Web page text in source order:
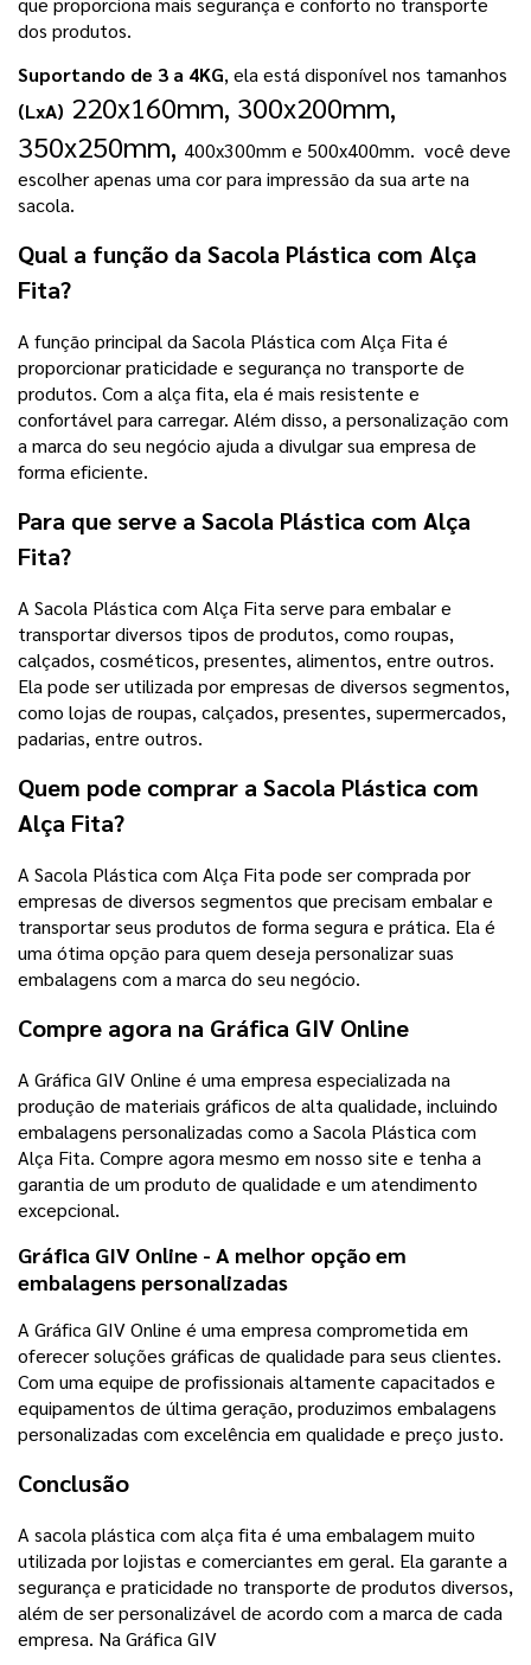
dos produtos.
Suportando de 3 a 4KG
(LxA) 220x160mm, 300x200mm,
350x250mm, 400x300mm e 500x400mm. você deve
escolher apenas uma cor para impressão da sua arte na
sacola.
Qual a função da Sacola Plástica com Alça
Fita?
A função principal da Sacola Plástica com Alça Fita é
proporcionar praticidade e segurança no transporte de
produtos. Com a alça fita, ela é mais resistente e
confortável para carregar. Além disso, a personalização com
a marca do seu negócio ajuda a divulgar sua empresa de
forma eficiente.
Para que serve a Sacola Plástica com Alça
Fita?
A Sacola Plástica com Alça Fita serve para embalar e
transportar diversos tipos de produtos, como roupas,
calçados, cosméticos, presentes, alimentos, entre outros.
Ela pode ser utilizada por empresas de diversos segmentos,
como lojas de roupas, calçados, presentes, supermercados,
padarias, entre outros.
Quem pode comprar a Sacola Plástica com
Alça Fita?
A Sacola Plástica com Alça Fita pode ser comprada por
empresas de diversos segmentos que precisam embalar e
transportar seus produtos de forma segura e prática. Ela é
uma ótima opção para quem deseja personalizar suas
embalagens com a marca do seu negócio.
Compre agora na Gráfica GIV Online
A Gráfica GIV Online é uma empresa especializada na
produção de materiais gráficos de alta qualidade, incluindo
embalagens personalizadas como a Sacola Plástica com
Alça Fita. Compre agora mesmo em nosso site e tenha a
garantia de um produto de qualidade e um atendimento
excepcional.
Gráfica GIV Online - A melhor opção em
embalagens personalizadas
A Gráfica GIV Online é uma empresa comprometida em
oferecer soluções gráficas de qualidade para seus clientes.
Com uma equipe de profissionais altamente capacitados e
equipamentos de última geração, produzimos embalagens
personalizadas com excelência em qualidade e preço justo.
Conclusão
A sacola plástica com alça fita é uma embalagem muito
utilizada por lojistas e comerciantes em geral. Ela garante a
segurança e praticidade no transporte de produtos diversos,
além de ser personalizável de acordo com a marca de cada
empresa. Na Gráfica GIV